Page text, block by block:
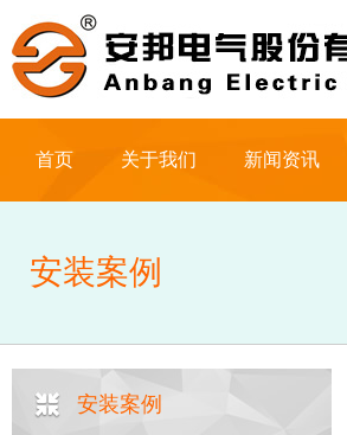
首页 关于我们 新闻资讯
安装案例
安装案例